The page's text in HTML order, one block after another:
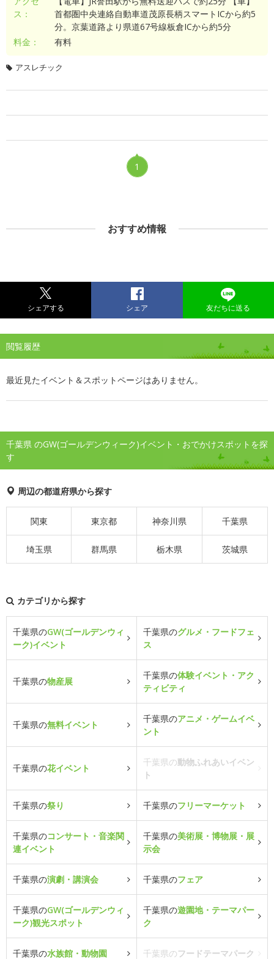
ス：
首都圏中央連絡自動車道茂原長柄スマートICから約5
分。京葉道路より県道67号線板倉ICから約5分
料金：
有料
アスレチック
1
おすすめ情報
シェアする シェア 友だちに送る
閲覧履歴
最近見たイベント＆スポットページはありません。
千葉県 のGW(ゴールデンウィーク)イベント・おでかけスポットを探
す
周辺の都道府県から探す
関東 東京都 神奈川県 千葉県
埼玉県 群馬県 栃木県 茨城県
カテゴリから探す
千葉県のGW(ゴールデンウィ
ーク)イベント
千葉県のグルメ・フードフェ
ス
千葉県の物産展
千葉県の体験イベント・アク
ティビティ
千葉県の無料イベント
千葉県のアニメ・ゲームイベ
ント
千葉県の花イベント
千葉県の動物ふれあいイベン
ト
千葉県の祭り 千葉県のフリーマーケット
千葉県のコンサート・音楽関
連イベント
千葉県の美術展・博物展・展
示会
千葉県の演劇・講演会 千葉県のフェア
千葉県のGW(ゴールデンウィ
ーク)観光スポット
千葉県の遊園地・テーマパー
ク
千葉県の水族館・動物園 千葉県のフードテーマパーク